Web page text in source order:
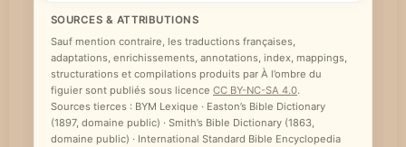
SOURCES & ATTRIBUTIONS
Sauf mention contraire, les traductions françaises,
adaptations, enrichissements, annotations, index, mappings,
structurations et compilations produits par À l’ombre du
figuier sont publiés sous licence CC BY-NC-SA 4.0.
Sources tierces : BYM Lexique · Easton’s Bible Dictionary
(1897, domaine public) · Smith’s Bible Dictionary (1863,
domaine public) · International Standard Bible Encyclopedia